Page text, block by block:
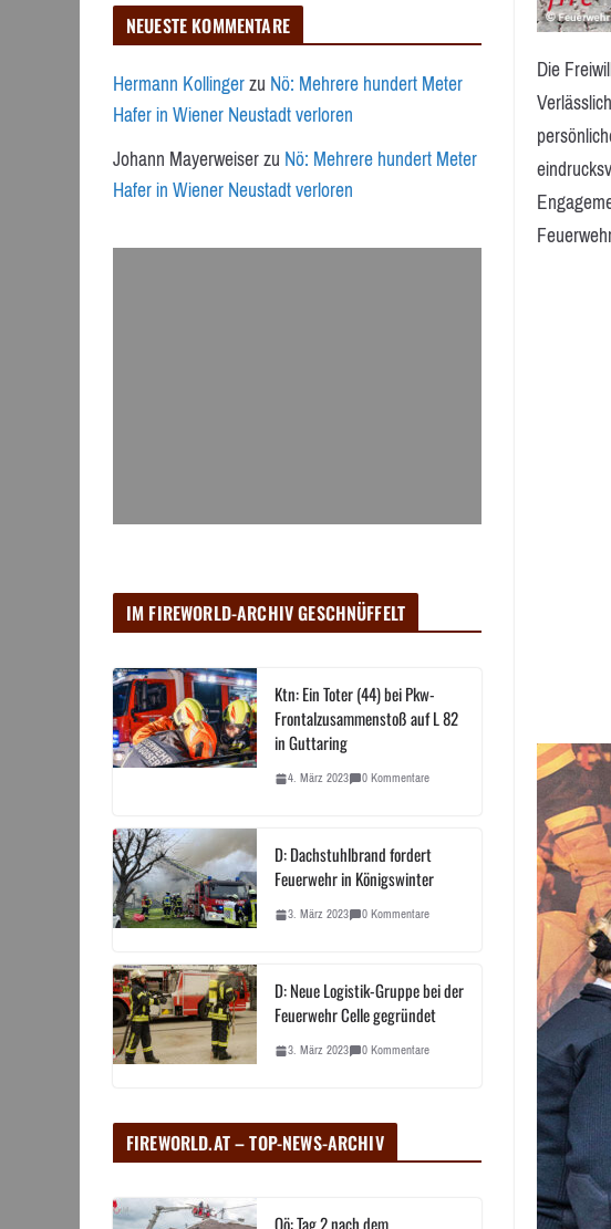
Die
NEUESTE KOMMENTARE
Hermann KollingerzuNö: Mehrere hundert Meter
Hafer in Wiener Neustadt verloren
Johann MayerweiserzuNö: Mehrere hundert Meter
Hafer in Wiener Neustadt verloren
IM FIREWORLD-ARCHIV GESCHNÜFFELT
Ktn: Ein Toter (44) bei Pkw-
Frontalzusammenstoß auf L 82
in Guttaring
4. März 2023 0 Kommentare
D: Dachstuhlbrand fordert
Feuerwehr in Königswinter
3. März 2023 0 Kommentare
D: Neue Logistik-Gruppe bei der
Feuerwehr Celle gegründet
3. März 2023 0 Kommentare
FIREWORLD.AT – TOP-NEWS-ARCHIV
Oö: Tag 2 nach dem